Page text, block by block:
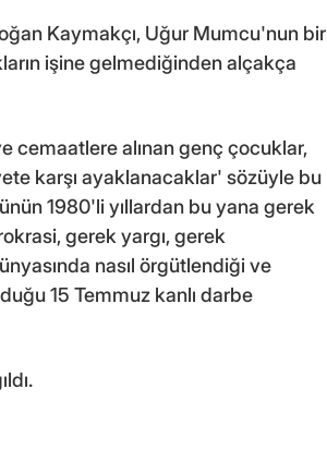
Kaymakçı, Uğur Mumcu'nun bir
işine gelmediğinden alçakça
cemaatlere alınan genç çocuklar,
karşı ayaklanacaklar' sözüyle bu
1980'li yıllardan bu yana gerek
gerek yargı, gerek
nasıl örgütlendiği ve
15 Temmuz kanlı darbe